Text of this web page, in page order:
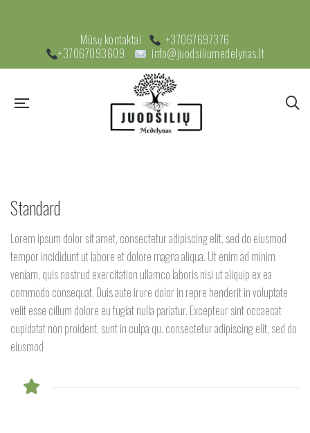
Mūsų kontaktai
+37067697376
+37067093609
info@juodsiliumedelynas.lt
Standard
Lorem ipsum dolor sit amet, consectetur adipiscing elit, sed do eiusmod
tempor incididunt ut labore et dolore magna aliqua. Ut enim ad minim
veniam, quis nostrud exercitation ullamco laboris nisi ut aliquip ex ea
commodo consequat. Duis aute irure dolor in repre henderit in voluptate
velit esse cillum dolore eu fugiat nulla pariatur. Excepteur sint occaecat
cupidatat non proident, sunt in culpa qu. consectetur adipiscing elit, sed do
eiusmod